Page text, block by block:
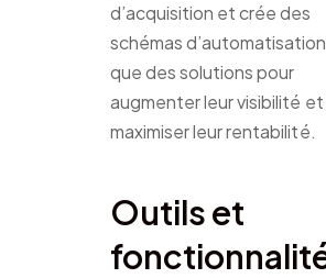
d’acquisition et crée des
schémas
que des solutions pour
augmenter leur visibilité et
maximiser leur rentabilité.
Outils et